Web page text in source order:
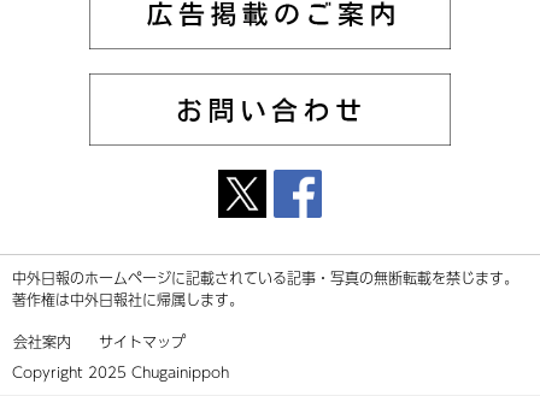
中外日報のホームページに記載されている記事・写真の無断転載を禁じます。
著作権は中外日報社に帰属します。
会社案内
サイトマップ
Copyright 2025 Chugainippoh